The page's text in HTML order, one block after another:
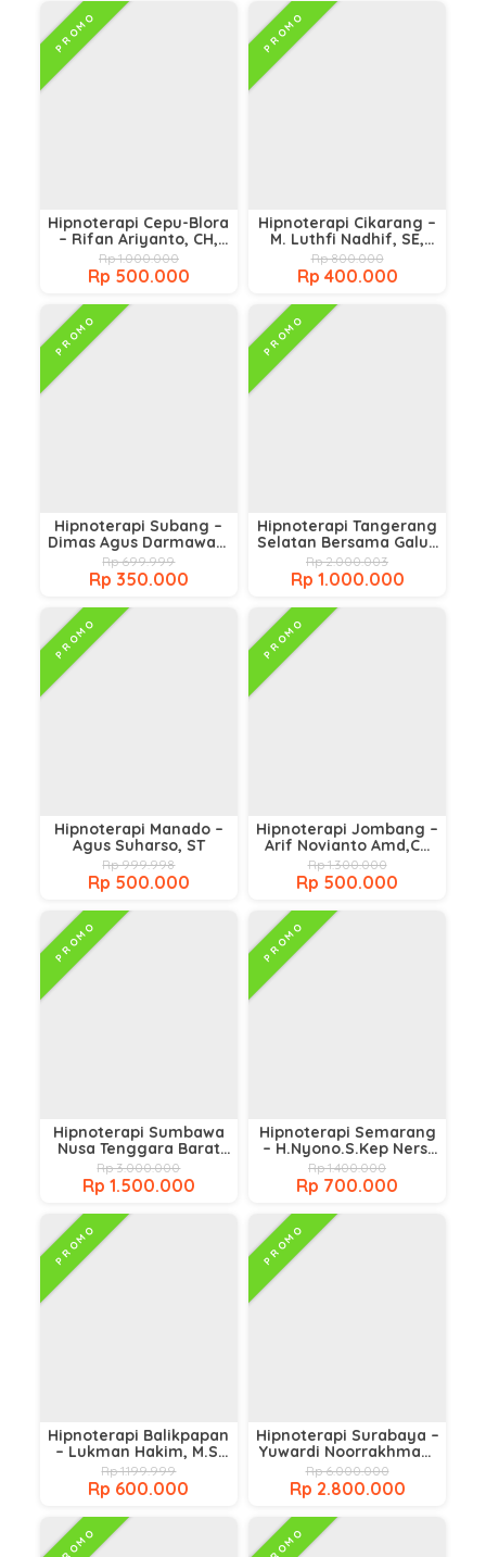
PROMO
Hipnoterapi Cepu-Blora
– Rifan Ariyanto, CH,
CHt, CPHt
Rp 1.000.000
Rp 500.000
PROMO
Hipnoterapi Cikarang –
M. Luthfi Nadhif, SE,
CHT, CI
Rp 800.000
Rp 400.000
PROMO
Hipnoterapi Subang –
Dimas Agus Darmawan,
S.Sos
Rp 699.999
Rp 350.000
PROMO
Hipnoterapi Tangerang
Selatan Bersama Galuh
Dina CH.t
Rp 2.000.003
Rp 1.000.000
PROMO
Hipnoterapi Manado –
Agus Suharso, ST
Rp 999.998
Rp 500.000
PROMO
Hipnoterapi Jombang –
Arif Novianto Amd,CH
Cht,CT NNLP,Cpt.
Rp 1.300.000
Rp 500.000
PROMO
Hipnoterapi Sumbawa
Nusa Tenggara Barat
bersama Bunda Wiwik
HAC
Rp 3.000.000
Rp 1.500.000
PROMO
Hipnoterapi Semarang
– H.Nyono.S.Kep Ners,
CHt, IACT USA,CI
Rp 1.400.000
Rp 700.000
PROMO
Hipnoterapi Balikpapan
– Lukman Hakim, M.Si
CPHt, Ci,CNNLP
Rp 1.199.999
Rp 600.000
PROMO
Hipnoterapi Surabaya –
Yuwardi Noorrakhman,
S.T.,S.Psi.,M.Psi.,
Rp 6.000.000
Rp 2.800.000
PROMO PROMO